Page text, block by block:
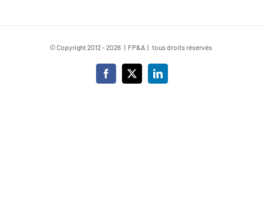
© Copyright 2012 -2026 | FP&A | tous droits réservés
Facebook
X LinkedIn